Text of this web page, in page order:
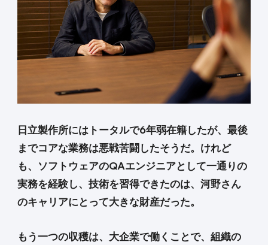
日立製作所にはトータルで6年弱在籍したが、最後
までコアな業務は悪戦苦闘したそうだ。けれど
も、ソフトウェアのQAエンジニアとして一通りの
実務を経験し、技術を習得できたのは、河野さん
のキャリアにとって大きな財産だった。
もう一つの収穫は、大企業で働くことで、組織の